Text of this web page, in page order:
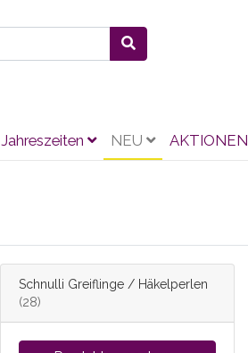
Jahreszeiten NEU AKTIONEN
Schnulli Greiflinge / Häkelperlen
(28)